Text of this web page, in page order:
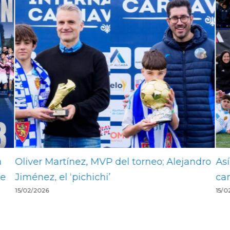
Así queda el palmarés histórico de los
campeones
15/02/2026 15/